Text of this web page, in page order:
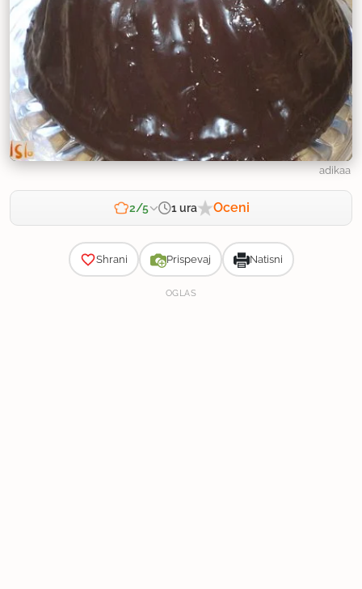
adikaa
2/5 1 ura Oceni
Shrani Prispevaj Natisni
OGLAS